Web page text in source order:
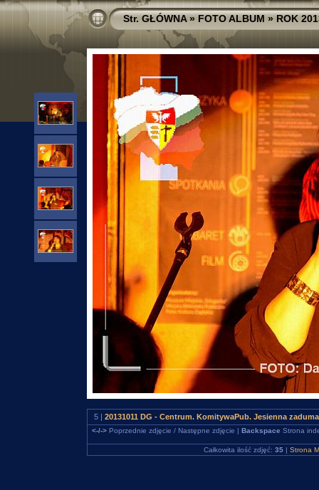
Str. GŁÓWNA»FOTO ALBUM»ROK
5 | 20131011 DG - Centrum. KomitywaPub. Jesienna
<-/->Poprzednie zdjęcie / Następne zdjęcie | Backspace Strona
Całkowita ilość zdjęć: 35 | Strona